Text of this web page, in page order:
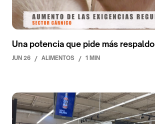
Una potencia que pide más respaldo
JUN 26 / ALIMENTOS / 1 MIN